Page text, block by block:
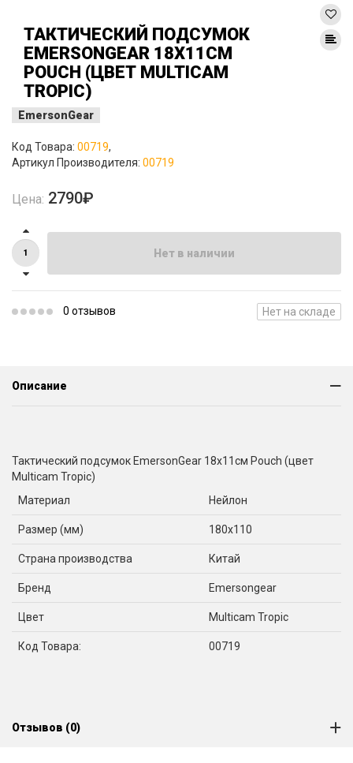
ТАКТИЧЕСКИЙ ПОДСУМОК
EMERSONGEAR 18X11СМ
POUCH (ЦВЕТ MULTICAM
TROPIC)
EmersonGear
Код Товара: 00719,
Артикул Производителя: 00719
Цена: 2790₽
Нет в наличии
0 отзывов Нет на складе
Описание
Тактический подсумок EmersonGear 18x11см Pouch (цвет
Multicam Tropic)
Материал
Нейлон
Размер (мм) 180x110
Страна производства Китай
Бренд Emersongear
Цвет Multicam Tropic
Код Товара: 00719
Отзывов (0)